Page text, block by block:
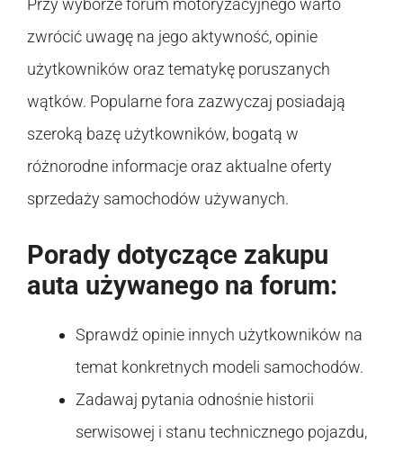
Przy wyborze forum motoryzacyjnego warto
zwrócić uwagę na jego aktywność, opinie
użytkowników oraz tematykę poruszanych
wątków. Popularne fora zazwyczaj posiadają
szeroką bazę użytkowników, bogatą w
różnorodne informacje oraz aktualne oferty
sprzedaży samochodów używanych.
Porady dotyczące zakupu
auta używanego na forum:
Sprawdź opinie innych użytkowników na
temat konkretnych modeli samochodów.
Zadawaj pytania odnośnie historii
serwisowej i stanu technicznego pojazdu,